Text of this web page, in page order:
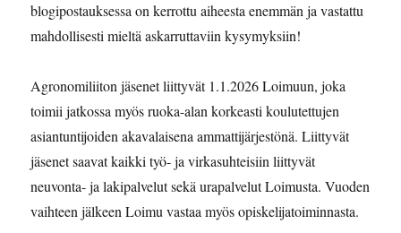
blogipostauksessa on kerrottu aiheesta enemmän ja vastattu
mahdollisesti mieltä askarruttaviin kysymyksiin!
Agronomiliiton jäsenet liittyvät 1.1.2026 Loimuun, joka
toimii jatkossa myös ruoka-alan korkeasti koulutettujen
asiantuntijoiden akavalaisena ammattijärjestönä. Liittyvät
jäsenet saavat kaikki työ- ja virkasuhteisiin liittyvät
neuvonta- ja lakipalvelut sekä urapalvelut Loimusta. Vuoden
vaihteen jälkeen Loimu vastaa myös opiskelijatoiminnasta.